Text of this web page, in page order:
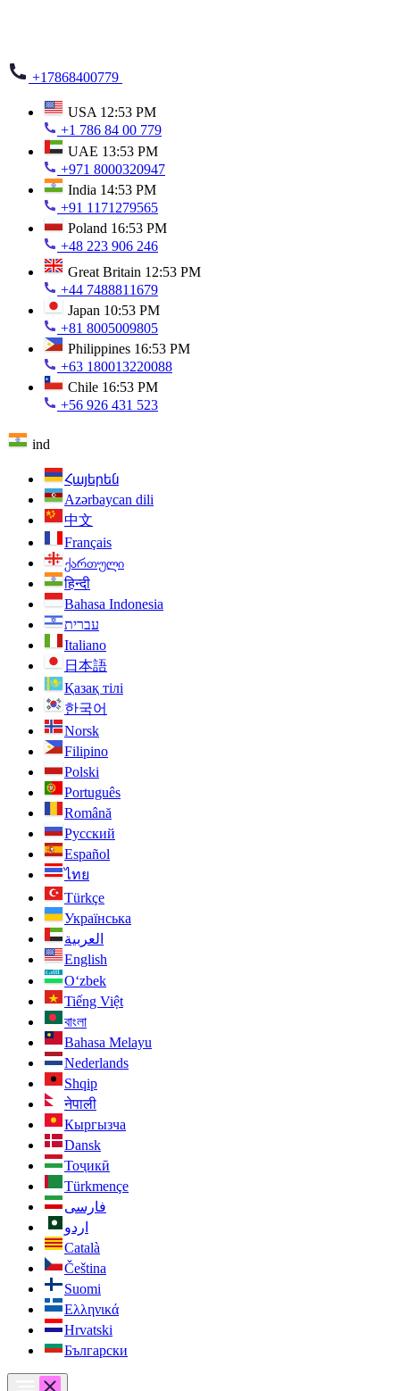
+17868400779
USA 12:53 PM
+1 786 84 00 779
UAE 13:53 PM
+971 8000320947
India 14:53 PM
+91 1171279565
Poland 16:53 PM
+48 223 906 246
Great Britain 12:53 PM
+44 7488811679
Japan 10:53 PM
+81 8005009805
Philippines 16:53 PM
+63 180013220088
Chile 16:53 PM
+56 926 431 523
ind
Հայերեն
Azərbaycan dili
中文
Français
ქართული
हिन्दी
Bahasa Indonesia
עברית
Italiano
日本語
Қазақ тілі
한국어
Norsk
Filipino
Polski
Português
Română
Русский
Español
ไทย
Türkçe
Українська
العربية
English
O‘zbek
Tiếng Việt
বাংলা
Bahasa Melayu
Nederlands
Shqip
नेपाली
Кыргызча
Dansk
Тоҷикӣ
Türkmençe
فارسی
اردو
Català
Čeština
Suomi
Ελληνικά
Hrvatski
Български